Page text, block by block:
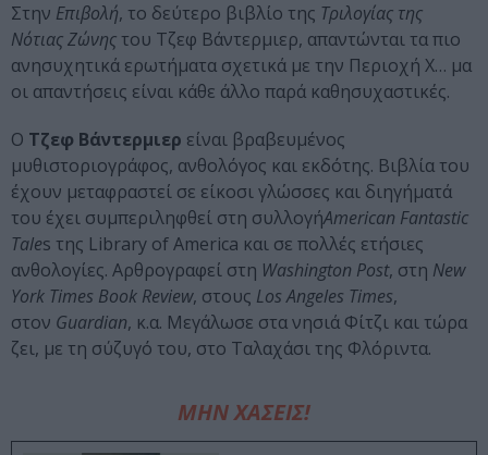
Στην Επι­βολή, το δεύ­τερο βιβλίο της Τρι­λο­γίας της
Νότιας Ζώνης του Τζεφ Βάντερ­μιερ, απα­ντώ­νται τα πιο
ανη­συ­χη­τικά ερω­τή­ματα σχε­τικά με την Περιοχή Χ… μα
οι απα­ντή­σεις είναι κάθε άλλο παρά καθη­συ­χα­στι­κές.
Ο Τζεφ Βάντερμιερ είναι βραβευμένος
μυθιστοριογράφος, ανθολόγος και εκδότης. Βιβλία του
έχουν μεταφραστεί σε είκοσι γλώσσες και διηγήματά
του έχει συμπεριληφθεί στη συλλογήAmerican Fantastic
Tales της Library of America και σε πολλές ετήσιες
ανθολογίες. Αρθρογραφεί στη Washington Post, στη New
York Times Book Review, στους Los Angeles Times,
στον Guardian, κ.α. Μεγάλωσε στα νησιά Φίτζι και τώρα
ζει, με τη σύζυγό του, στο Ταλαχάσι της Φλόριντα.
ΜΗΝ ΧΑΣΕΙΣ!